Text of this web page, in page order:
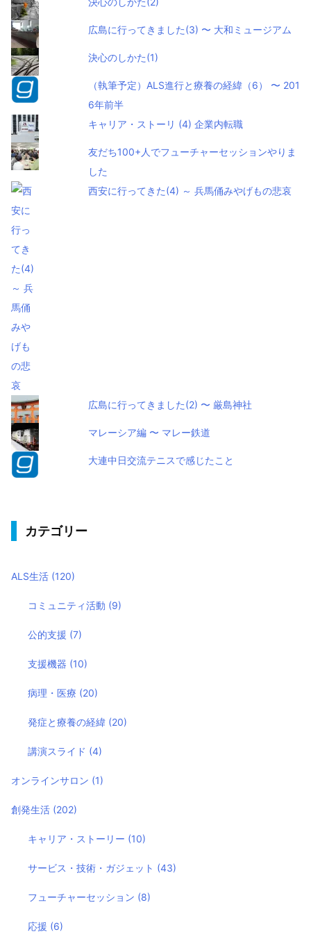
広島に行ってきました(3) 〜 大和ミュージアム
決心のしかた(1)
（執筆予定）ALS進行と療養の経緯（6） 〜 201
6年前半
キャリア・ストーリ (4) 企業内転職
友だち100+人でフューチャーセッションやりま
した
西安に行ってきた(4) ～ 兵馬俑みやげもの悲哀
広島に行ってきました(2) 〜 厳島神社
マレーシア編 〜 マレー鉄道
大連中日交流テニスで感じたこと
カテゴリー
ALS生活 (120)
コミュニティ活動 (9)
公的支援 (7)
支援機器 (10)
病理・医療 (20)
発症と療養の経緯 (20)
講演スライド (4)
オンラインサロン (1)
創発生活 (202)
キャリア・ストーリー (10)
サービス・技術・ガジェット (43)
フューチャーセッション (8)
応援 (6)